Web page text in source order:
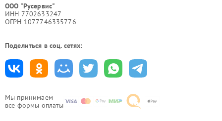
Мы принимаем
все формы оплаты
ООО "Русервис"
ИНН 7702633247
ОГРН 1077746335776
Поделиться в соц. сетях: